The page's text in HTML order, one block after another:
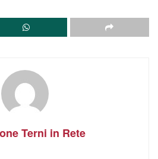
Terni in Rete